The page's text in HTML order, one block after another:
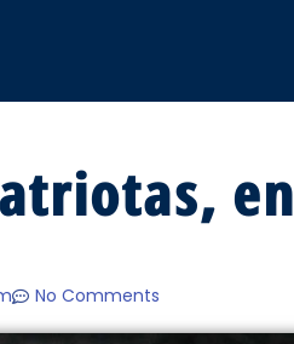
en
No Comments